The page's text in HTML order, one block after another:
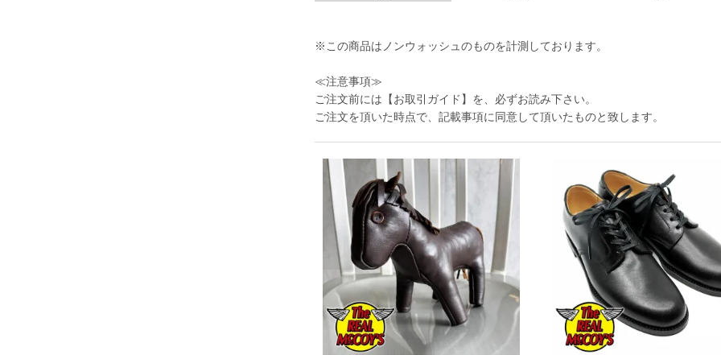
※この商品はノンウォッシュのものを計測しております。
≪注意事項≫
ご注文前には 【お取引ガイド】 を、必ずお読み下さい。
ご注文を頂いた時点で、記載事項に同意して頂いたものと致します。